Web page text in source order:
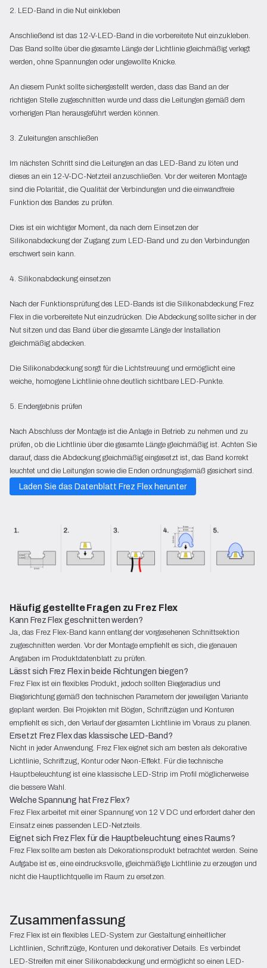
2. LED-Band in die Nut einkleben
Anschließend ist das 12-V-LED-Band in die vorbereitete Nut einzukleben.
Das Band sollte über die gesamte Länge der Lichtlinie gleichmäßig verlegt
werden, ohne Spannungen oder ungewollte Knicke.
An diesem Punkt sollte sichergestellt werden, dass das Band an der
richtigen Stelle zugeschnitten wurde und dass die Leitungen gemäß dem
vorherigen Plan herausgeführt werden können.
3. Zuleitungen anschließen
Im nächsten Schritt sind die Leitungen an das LED-Band zu löten und
dieses an ein 12-V-DC-Netzteil anzuschließen. Vor der weiteren Montage
sind die Polarität, die Qualität der Verbindungen und die einwandfreie
Funktion des Bandes zu prüfen.
Dies ist ein wichtiger Moment, da nach dem Einsetzen der
Silikonabdeckung der Zugang zum LED-Band und zu den Verbindungen
erschwert sein kann.
4. Silikonabdeckung einsetzen
Nach der Funktionsprüfung des LED-Bands ist die Silikonabdeckung Frez
Flex in die vorbereitete Nut einzudrücken. Die Abdeckung sollte sicher in der
Nut sitzen und das Band über die gesamte Länge der Installation
gleichmäßig abdecken.
Die Silikonabdeckung sorgt für die Lichtstreuung und ermöglicht eine
weiche, homogene Lichtlinie ohne deutlich sichtbare LED-Punkte.
5. Endergebnis prüfen
Nach Abschluss der Montage ist die Anlage in Betrieb zu nehmen und zu
prüfen, ob die Lichtlinie über die gesamte Länge gleichmäßig ist. Achten Sie
darauf, dass die Abdeckung gleichmäßig eingesetzt ist, das Band korrekt
leuchtet und die Leitungen sowie die Enden ordnungsgemäß gesichert sind.
Laden Sie das Datenblatt Frez Flex herunter
Häufig gestellte Fragen zu Frez Flex
Kann Frez Flex geschnitten werden?
Ja, das Frez Flex-Band kann entlang der vorgesehenen Schnittsektion
zugeschnitten werden. Vor der Montage empfiehlt es sich, die genauen
Angaben im Produktdatenblatt zu prüfen.
Lässt sich Frez Flex in beide Richtungen biegen?
Frez Flex ist ein flexibles Produkt, jedoch sollten Biegeradius und
Biegerichtung gemäß den technischen Parametern der jeweiligen Variante
geplant werden. Bei Projekten mit Bögen, Schriftzügen und Konturen
empfiehlt es sich, den Verlauf der gesamten Lichtlinie im Voraus zu planen.
Ersetzt Frez Flex das klassische LED-Band?
Nicht in jeder Anwendung. Frez Flex eignet sich am besten als dekorative
Lichtlinie, Schriftzug, Kontur oder Neon-Effekt. Für die technische
Hauptbeleuchtung ist eine klassische LED-Strip im Profil möglicherweise
die bessere Wahl.
Welche Spannung hat Frez Flex?
Frez Flex arbeitet mit einer Spannung von 12 V DC und erfordert daher den
Einsatz eines passenden LED-Netzteils.
Eignet sich Frez Flex für die Hauptbeleuchtung eines Raums?
Frez Flex sollte am besten als Dekorationsprodukt betrachtet werden. Seine
Aufgabe ist es, eine eindrucksvolle, gleichmäßige Lichtlinie zu erzeugen und
nicht die Hauptlichtquelle im Raum zu ersetzen.
Zusammenfassung
Frez Flex ist ein flexibles LED-System zur Gestaltung einheitlicher
Lichtlinien, Schriftzüge, Konturen und dekorativer Details. Es verbindet
LED-Streifen mit einer Silikonabdeckung und ermöglicht so einen LED-